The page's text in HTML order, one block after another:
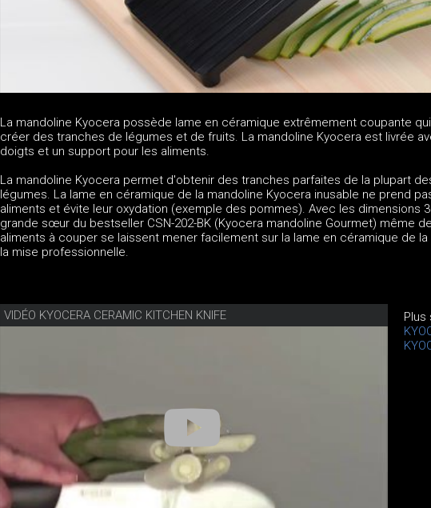
La mandoline Kyocera possède lame en céramique extrêmement coupante
créer des tranches de légumes et de fruits. La mandoline Kyocera est livrée
doigts et un support pour les aliments.
La mandoline Kyocera permet d'obtenir des tranches parfaites de la plupart
légumes. La lame en céramique de la mandoline Kyocera inusable ne prend
aliments et évite leur oxydation (exemple des pommes). Avec les dimensions
grande sœur du bestseller CSN-202-BK (Kyocera mandoline Gourmet) même
aliments à couper se laissent mener facilement sur la lame en céramique de
la mise professionnelle.
VIDÉO KYOCERA CERAMIC KITCHEN KNIFE
Plus